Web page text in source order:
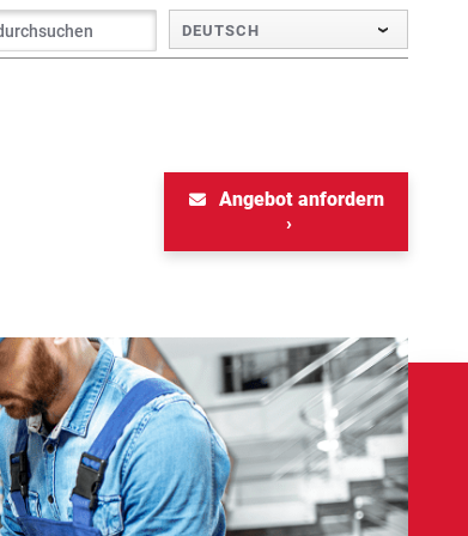
DEUTSCH
Angebot anfordern